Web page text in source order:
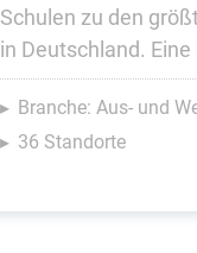
Schulen zu den
in Deutschland. Eine
Branche: Aus- und
36 Standorte